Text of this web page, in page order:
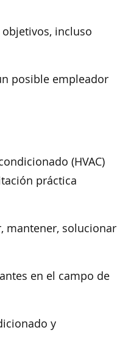
incluso
posible empleador
(HVAC)
práctica
mantener, solucionar
en el campo de
y